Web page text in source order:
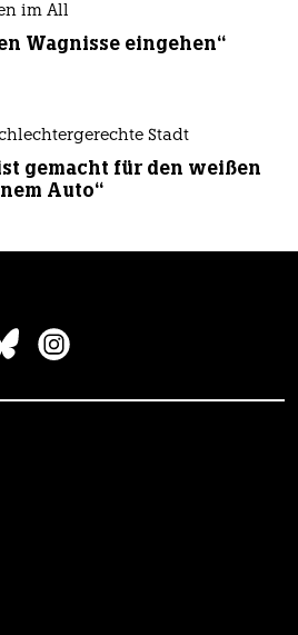
im All
Wagnisse eingehen“
Stadt
gemacht für den weißen
Auto“